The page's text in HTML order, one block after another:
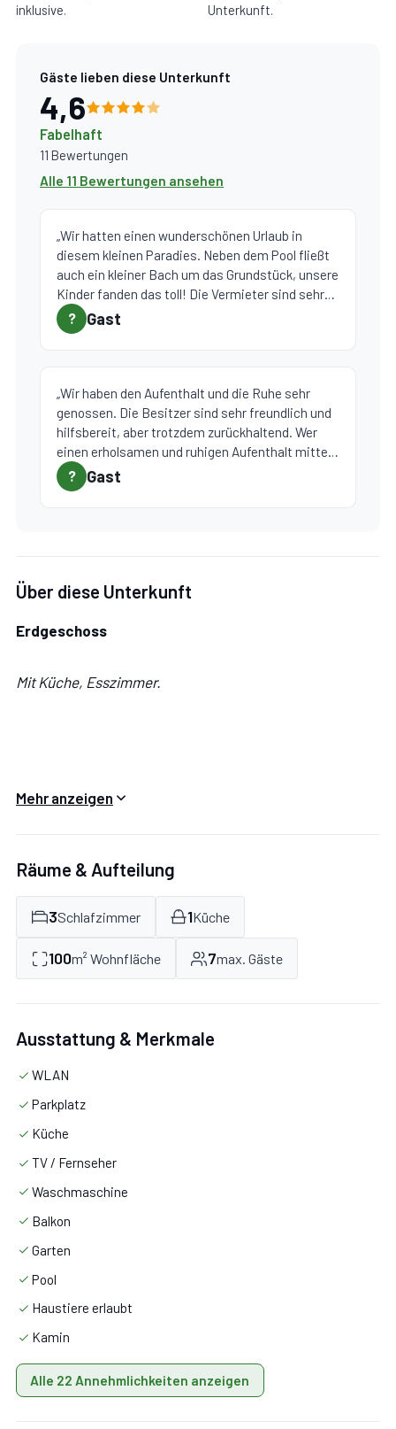
inklusive.
Unterkunft.
Gäste lieben diese Unterkunft
4,6
Fabelhaft
11 Bewertungen
Alle 11 Bewertungen ansehen
„Wir hatten einen wunderschönen Urlaub in
diesem kleinen Paradies. Neben dem Pool fließt
auch ein kleiner Bach um das Grundstück, unsere
Kinder fanden das toll! Die Vermieter sind sehr
nett und wir haben uns sehr wohl gefühlt! We had
a wonderful vacation in this little paradise. In
The landlords are very nice and we felt very
comfortable!“
? Gast
„Wir haben den Aufenthalt und die Ruhe sehr
genossen. Die Besitzer sind sehr freundlich und
hilfsbereit, aber trotzdem zurückhaltend. Wer
einen erholsamen und ruhigen Aufenthalt mitten
in der Natur sucht, ist hier richtig. Internet
funktioniert auch einwandfrei.“
? Gast
Über diese Unterkunft
Erdgeschoss
Mit Küche, Esszimmer.
Terrasse.
Stock 1
Küche:
Kamin, Satelliten-TV.
Schlafzimmer 1:französisches Bett.
Schlafzimmer 2:
Badezimmer 2:Waschbecken, WC, Bidet, Dusche.
Mehr anzeigen
Räume & Aufteilung
3Schlafzimmer 1Küche
100m² Wohnfläche 7max. Gäste
Ausstattung & Merkmale
WLAN
Parkplatz
Küche
TV / Fernseher
Waschmaschine
Balkon
Garten
Pool
Haustiere erlaubt
Kamin
Alle 22 Annehmlichkeiten anzeigen